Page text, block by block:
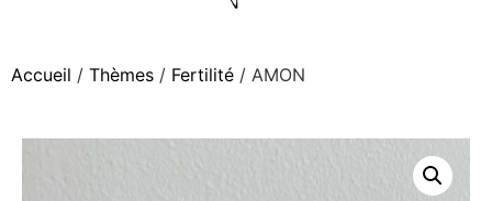
Accueil / Thèmes / Fertilité / AMON